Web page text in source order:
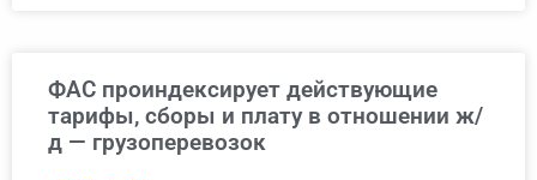
ФАС проиндексирует действующие
тарифы, сборы и плату в отношении ж/
д — грузоперевозок